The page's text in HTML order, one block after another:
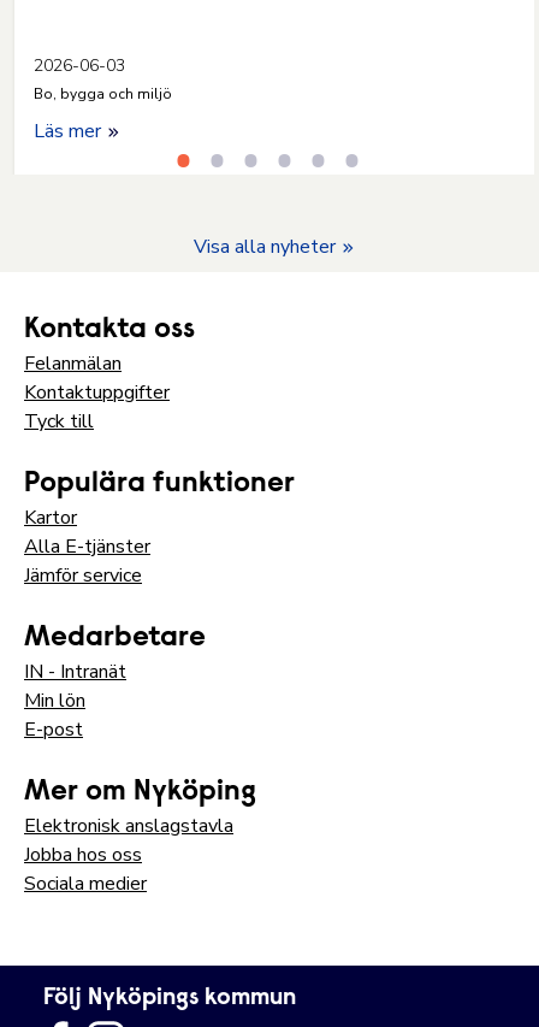
2026-06-03
Bo, bygga och miljö
Läs mer
Visa alla nyheter
Kontakta oss
Felanmälan
Kontaktuppgifter
Tyck till
Populära funktioner
Kartor
Alla E-tjänster
Jämför service
Medarbetare
IN - Intranät
Min lön
E-post
Mer om Nyköping
Elektronisk anslagstavla
Jobba hos oss
Sociala medier
Följ Nyköpings kommun